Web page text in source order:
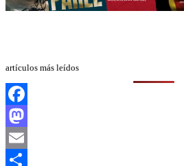
artículos más leídos
Facebook
Mastodon
Email